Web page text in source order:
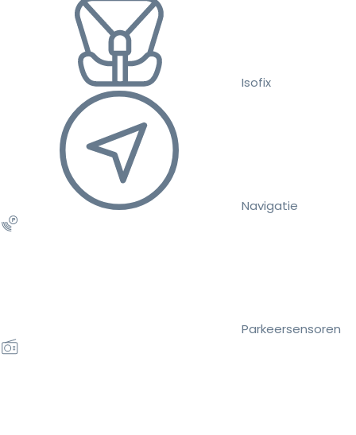
Isofix
Navigatie
Parkeersensoren